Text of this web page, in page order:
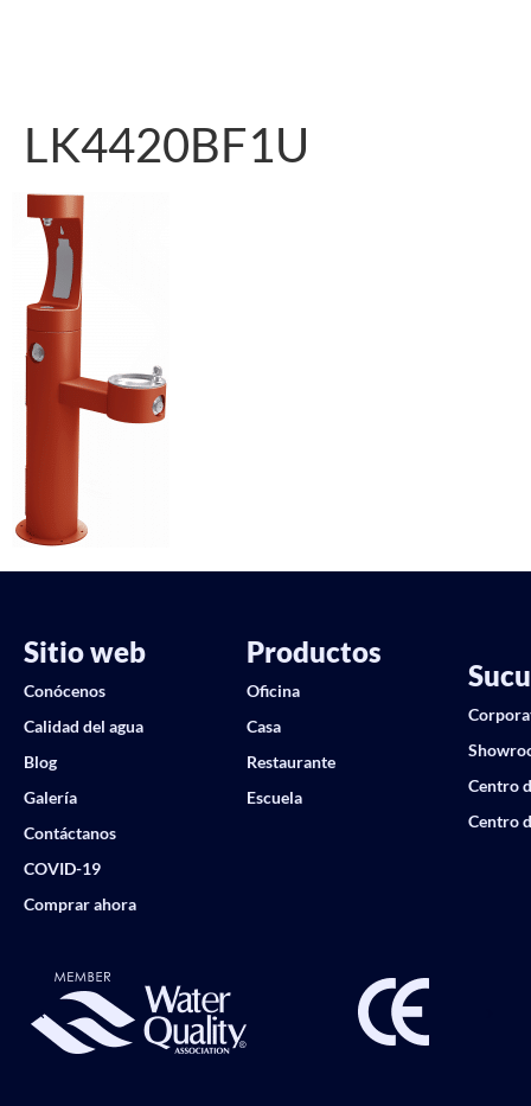
LK4420BF1U
Sitio web
Conócenos
Calidad del agua
Blog
Galería
Contáctanos
COVID-19
Comprar ahora
Productos
Oficina
Casa
Restaurante
Escuela
Centro
Centro